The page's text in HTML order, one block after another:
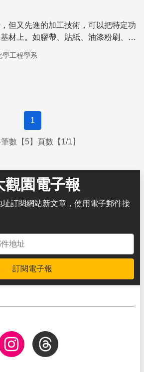
但又先進的加工技術，可以把特定功
材上。如膠帶、貼紙、油漆粉刷、甚
學工程學系
1
數【5】頁數【1/1】
觀園電子報
訂閱網站新文章，使用電子郵件接
訂閱電子報
Threads